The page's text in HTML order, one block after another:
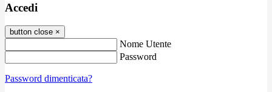
Accedi
button close ×
Nome Utente
Password
Password dimenticata?